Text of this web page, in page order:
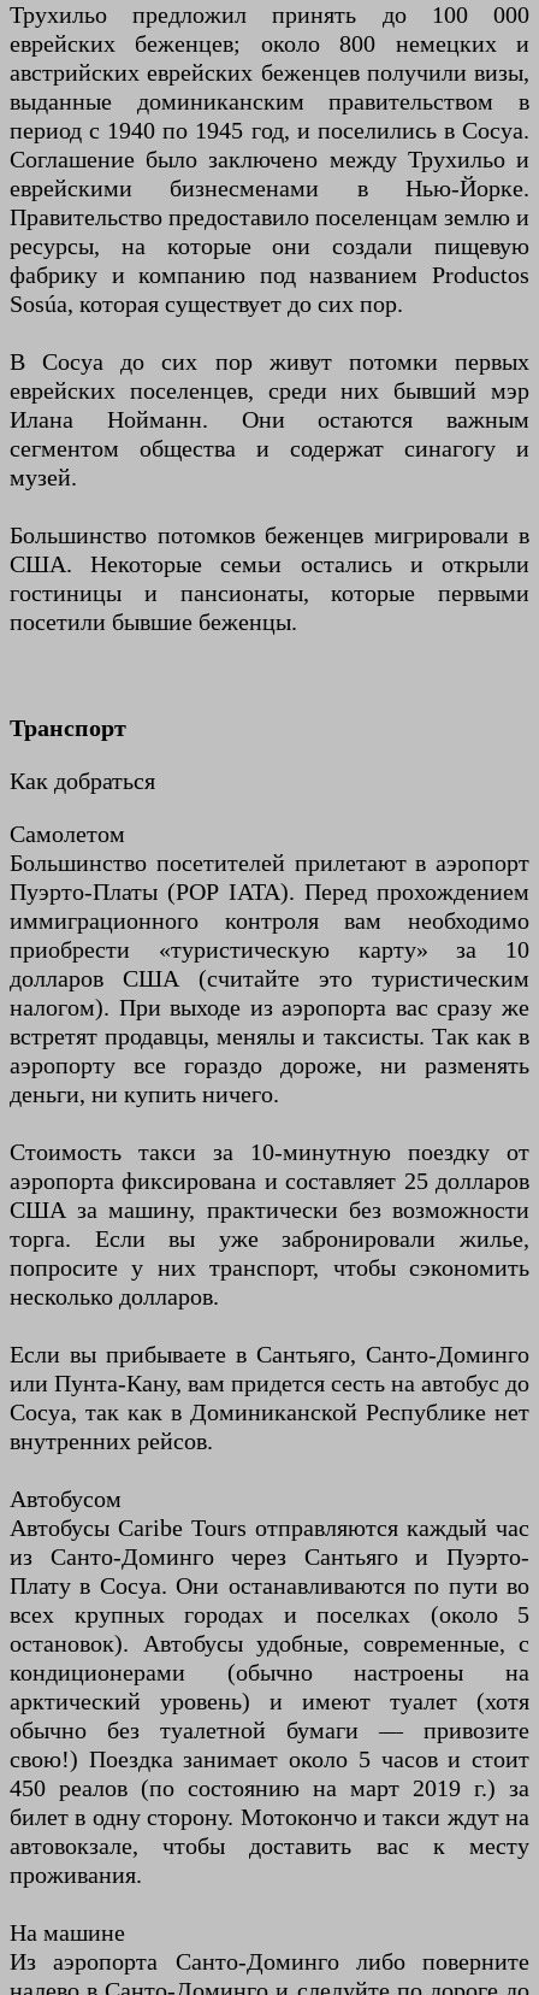
Трухильо предложил принять до 100 000
еврейских беженцев; около 800 немецких и
австрийских еврейских беженцев получили визы,
выданные доминиканским правительством в
период с 1940 по 1945 год, и поселились в Сосуа.
Соглашение было заключено между Трухильо и
еврейскими бизнесменами в Нью-Йорке.
Правительство предоставило поселенцам землю и
ресурсы, на которые они создали пищевую
фабрику и компанию под названием Productos
Sosúa, которая существует до сих пор.
В Сосуа до сих пор живут потомки первых
еврейских поселенцев, среди них бывший мэр
Илана Нойманн. Они остаются важным
сегментом общества и содержат синагогу и
музей.
Большинство потомков беженцев мигрировали в
США. Некоторые семьи остались и открыли
гостиницы и пансионаты, которые первыми
посетили бывшие беженцы.
Транспорт
Как добраться
Самолетом
Большинство посетителей прилетают в аэропорт
Пуэрто-Платы (POP IATA). Перед прохождением
иммиграционного контроля вам необходимо
приобрести «туристическую карту» за 10
долларов США (считайте это туристическим
налогом). При выходе из аэропорта вас сразу же
встретят продавцы, менялы и таксисты. Так как в
аэропорту все гораздо дороже, ни разменять
деньги, ни купить ничего.
Стоимость такси за 10-минутную поездку от
аэропорта фиксирована и составляет 25 долларов
США за машину, практически без возможности
торга. Если вы уже забронировали жилье,
попросите у них транспорт, чтобы сэкономить
несколько долларов.
Если вы прибываете в Сантьяго, Санто-Доминго
или Пунта-Кану, вам придется сесть на автобус до
Сосуа, так как в Доминиканской Республике нет
внутренних рейсов.
Автобусом
Автобусы Caribe Tours отправляются каждый час
из Санто-Доминго через Сантьяго и Пуэрто-
Плату в Сосуа. Они останавливаются по пути во
всех крупных городах и поселках (около 5
остановок). Автобусы удобные, современные, с
кондиционерами (обычно настроены на
арктический уровень) и имеют туалет (хотя
обычно без туалетной бумаги — привозите
свою!) Поездка занимает около 5 часов и стоит
450 реалов (по состоянию на март 2019 г.) за
билет в одну сторону. Мотокончо и такси ждут на
автовокзале, чтобы доставить вас к месту
проживания.
На машине
Из аэропорта Санто-Доминго либо поверните